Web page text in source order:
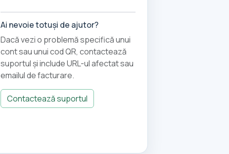
Ai nevoie totuși de ajutor?
Dacă vezi o problemă specifică unui
cont sau unui cod QR, contactează
suportul și include URL-ul afectat sau
emailul de facturare.
Contactează suportul